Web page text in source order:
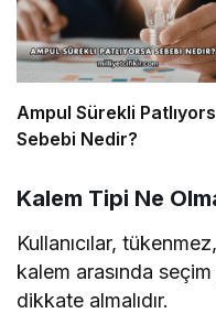
Ampul Sürekli
Sebebi Nedir?
Kalem Tipi Ne
Kullanıcılar,
kalem arasında seçim
dikkate almalıdır.